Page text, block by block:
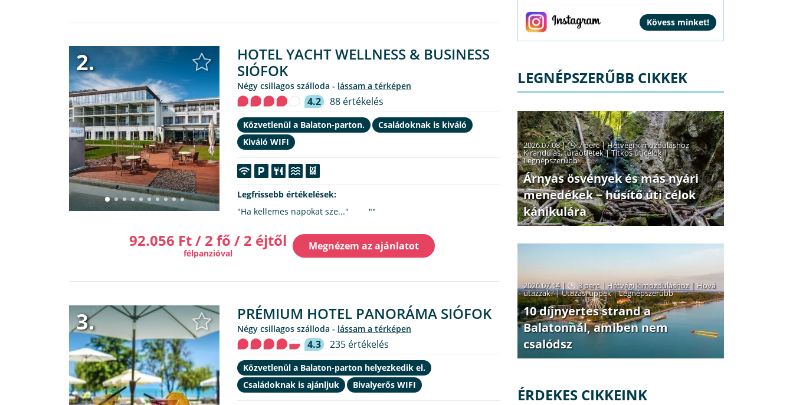
2.
HOTEL YACHT WELLNESS & BUSINESS
SIÓFOK
Négy csillagos szálloda - lássam a térképen
4.2 88 értékelés
Közvetlenül a Balaton-parton.
Családoknak is kiváló
Kiváló WIFI
Legfrissebb értékelések:
"Ha kellemes napokat sze..."
""
92.056 Ft / 2 fő / 2 éjtől
félpanzióval
Megnézem az ajánlatot
3. PRÉMIUM HOTEL PANORÁMA SIÓFOK
Négy csillagos szálloda - lássam a térképen
4.3 235 értékelés
Közvetlenül a Balaton-parton helyezkedik el.
Családoknak is ajánljuk
Bivalyerős WIFI
LEGNÉPSZERŰBB CIKKEK
2026.07.08 | 7 perc|Hétvégi kimozduláshoz|
Kirándulás, túraötletek|Titkos úticélok|
Legnépszerűbb
Árnyas ösvények és más nyári
menedékek − hűsítő úti célok
kánikulára
2026.07.14 | 8 perc| Hétvégi kimozduláshoz| Hová
utazzak?|Utazási tippek|Legnépszerűbb
10 díjnyertes strand a
Balatonnál, amiben nem
csalódsz
ÉRDEKES CIKKEINK